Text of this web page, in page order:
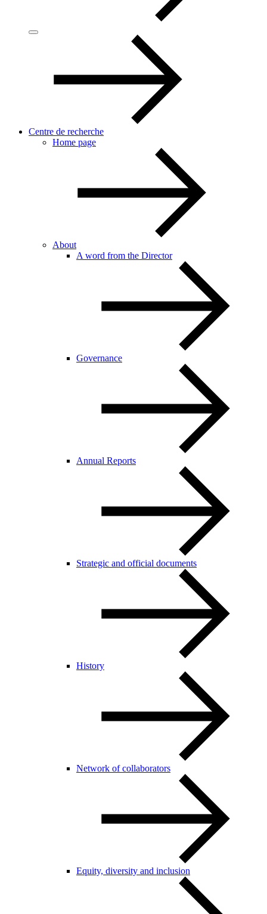
Centre de recherche
Home page
About
A word from the Director
Governance
Annual Reports
Strategic and official documents
History
Network of collaborators
Equity, diversity and inclusion